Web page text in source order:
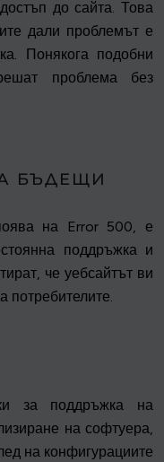
до сайта. Това
дали проблемът е
Понякога подобни
проблема без
БЪДЕЩИ
на Error 500, е
поддръжка и
че уебсайтът ви
потребителите.
за поддръжка на
на софтуера,
на конфигурациите